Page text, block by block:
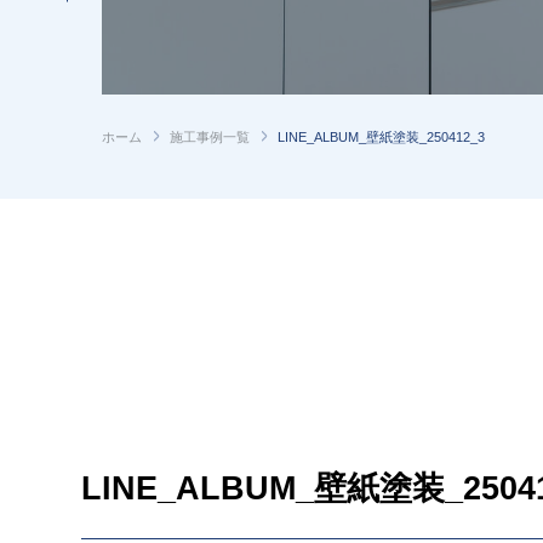
ホーム 施工事例一覧 LINE_ALBUM_壁紙塗装_250412_3
LINE_ALBUM_壁紙塗装